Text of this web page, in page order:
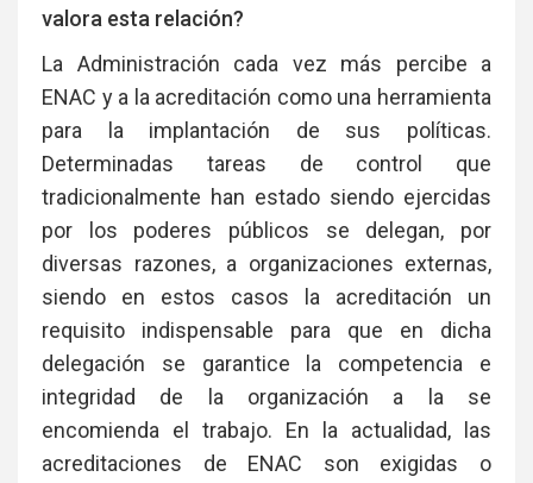
valora esta relación?
La Administración cada vez más percibe a
ENAC y a la acreditación como una herramienta
para la implantación de sus políticas.
Determinadas tareas de control que
tradicionalmente han estado siendo ejercidas
por los poderes públicos se delegan, por
diversas razones, a organizaciones externas,
siendo en estos casos la acreditación un
requisito indispensable para que en dicha
delegación se garantice la competencia e
integridad de la organización a la se
encomienda el trabajo. En la actualidad, las
acreditaciones de ENAC son exigidas o